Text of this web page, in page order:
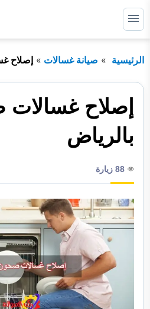
التجاوز
إلى القائمة
عن:
ابحث
الرئيسية
الفرعية
من نحن
الرئيسية صيانة غسالات إصلاح
إصلاح
بالرياض
88 زيارة